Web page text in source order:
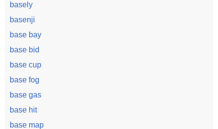
basely
basenji
base bay
base bid
base cup
base fog
base gas
base hit
base map